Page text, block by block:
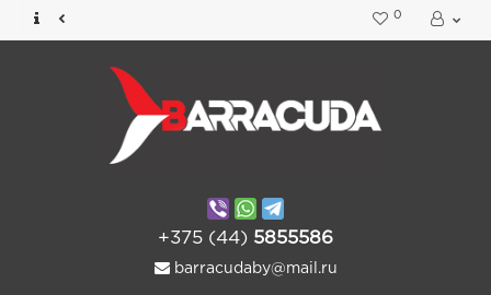
0
+375 (44) 5855586
barracudaby@mail.ru